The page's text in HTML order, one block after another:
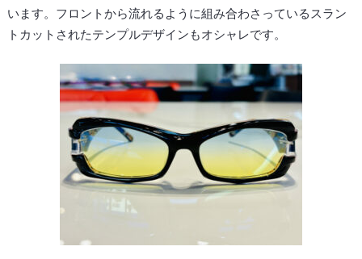
います。フロントから流れるように組み合わさっているスラン
トカットされたテンプルデザインもオシャレです。